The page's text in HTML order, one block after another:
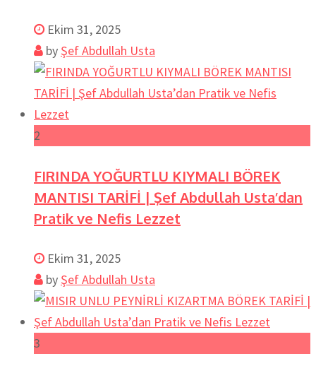
Ekim 31, 2025
by Şef Abdullah Usta
2
FIRINDA YOĞURTLU KIYMALI BÖREK
MANTISI TARİFİ | Şef Abdullah Usta’dan
Pratik ve Nefis Lezzet
Ekim 31, 2025
by Şef Abdullah Usta
3